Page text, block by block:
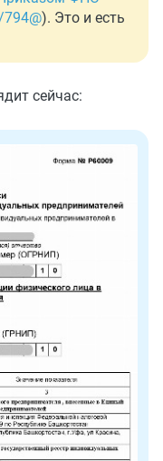
). Это и есть
сейчас: